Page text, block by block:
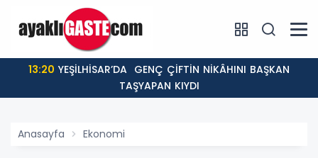
13:20
TAŞYAPAN KIYDI
Anasayfa Ekonomi